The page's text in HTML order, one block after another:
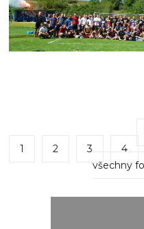
1 2 3 4
všechny